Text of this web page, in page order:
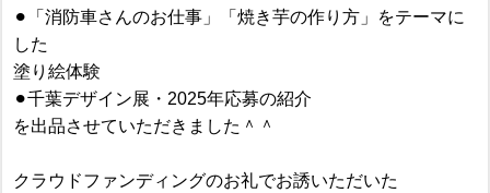
⚫︎「消防車さんのお仕事」「焼き芋の作り方」をテーマに
した
塗り絵体験
⚫︎千葉デザイン展・2025年応募の紹介
を出品させていただきました＾＾
クラウドファンディングのお礼でお誘いただいた